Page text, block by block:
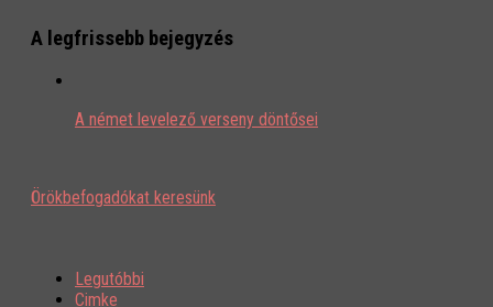
A legfrissebb bejegyzés
A német levelező verseny döntősei
Örökbefogadókat keresünk
Legutóbbi
Cimke